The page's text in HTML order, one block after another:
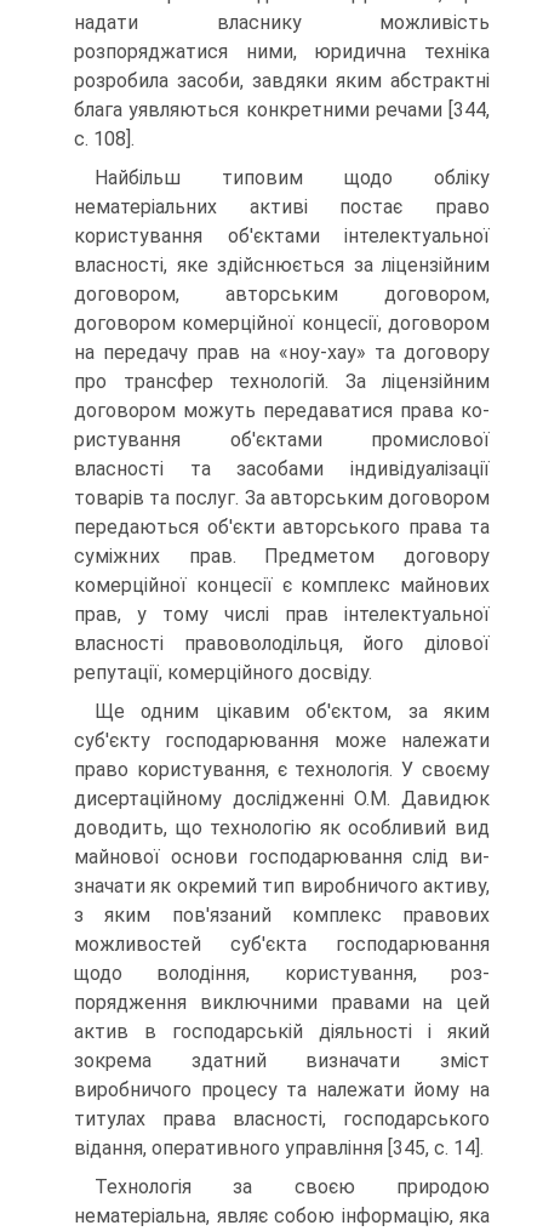
надати власнику можливість
розпоряджатися ними, юридична техніка
розробила засоби, завдяки яким абстрактні
блага уявляються конкретними речами [344,
с. 108].
Найбільш типовим щодо обліку
нематеріальних активі постає право
користування об'єктами інтелек­туальної
власності, яке здійснюється за ліцензійним
договором, авторським договором,
договором ко­мерційної концесії, договором
на передачу прав на «ноу-хау» та договору
про трансфер технологій. За лі­цензійним
договором можуть передаватися права ко­
ристування об'єктами промислової
власності та засо­бами індивідуалізації
товарів та послуг. За авторським договором
передаються об'єкти авторського права та
суміжних прав. Предметом договору
комерційної концесії є комплекс майнових
прав, у тому числі прав інтелектуальної
власності правоволодільця, його діло­вої
репутації, комерційного досвіду.
Ще одним цікавим об'єктом, за яким
суб'єкту господарювання може належати
право користування, є технологія. У своєму
дисертаційному дослідженні О.М. Давидюк
доводить, що технологію як особли­вий вид
майнової основи господарювання слід ви­
значати як окремий тип виробничого активу,
з яким пов'язаний комплекс правових
можливостей суб'єкта господарювання
щодо володіння, користування, роз­
порядження виключними правами на цей
актив в гос­подарській діяльності і який
зокрема здатний визна­чати зміст
виробничого процесу та належати йому на
титулах права власності, господарського
відання, опе­ративного управління [345, с. 14].
Технологія за своєю природою
нематеріальна, являє собою інформацію, яка